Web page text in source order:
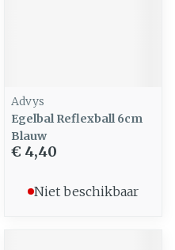
Advys
Egelbal Reflexball 6cm
Blauw
€ 4,40
Niet beschikbaar